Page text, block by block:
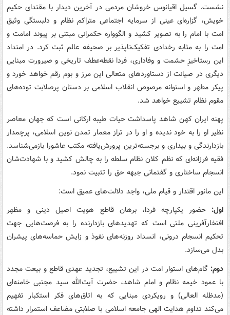
نشست. گسیل اقیانوس خروشان مردمی در آخرین دیدار با مقتدای حکیم
خویش، گزاره‌ای عینی از سرمایه اجتماعی متراکم نظام و دلبستگی وثیق
امت با امام را به تصویر کشید و الگوواره حکمرانی مبتنی بر پیوند امامت و
امت را به مثابه رخدادی تفکیک‌ناپذیر بر صحیفه عالم ثبت کرد. در امتداد
این رستاخیزِ حشمت و وفاداری، فردا نقطه‌عطف تاریخی و صیرورت مبنایی
دیگری در صیانت از دستاوردهای متعالی این مرز و بوم رقم خواهد خورد و
پیکر مطهر و استوانه مرصوص انقلاب اسلامی بر دستان پرصلابت توده‌های
مقوم نظام تشییع خواهد شد.
پهنه ایران کهن شاهد پاسداشت حیات طیبه ارکانی است که جهان معاصر
نظیر او را به خود ندیده و او را در تراز معمار تمدن نوین اسلامی، پرچمدار
بازدارندگی و بیداری و برجسته‌ترین پرورش‌یافته مکتب عاشورا بازمی‌شناسد.
فقیه فرزانه‌ای که نظم کلان نظام سلطه را به چالش کشید و با شهادت‌شان
انسجام ساختاری و گفتمانی جبهه حق را تثبیت نمود.
این مانور اقتدار و قیام ملی، واجد دلالت‌های عمیق است:
اول:حضور یکپارچه فردا، برهان قاطع هویت اصیل دینی و مظهر
افتخارآفرینی ملتی است که تهدیدهای بازدارنده را به فرصت‌هایی جهت
تحکیم انسجام درونی، انسداد روزنه‌های نفوذ و زایش حماسه‌های پیشران
بدل می‌سازد.
دوم: گام‌های استوار امت در این تشییع، تجدید عهدی قاطع و بیعت مجدد
با عمود خیمه نظام و امام شاهد، حضرت آیت‌الله سید مجتبی خامنه‌ای
(مدظله العالی) و رویکردی مبنایی که به اتاق‌های فکر استکبار تفهیم
می‌کند تداوم هدایت الهی جامعه اسلامی با صلابتی مضاعف استمرار داشته